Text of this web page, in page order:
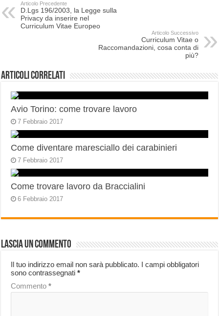
Articolo Precedente
D.Lgs 196/2003, la Legge sulla
Privacy da inserire nel
Curriculum Vitae Europeo
Articolo Successivo
Curriculum Vitae o
Raccomandazioni, cosa conta di
più?
Articoli correlati
Avio Torino: come trovare lavoro
7 Febbraio 2017
Come diventare maresciallo dei carabinieri
7 Febbraio 2017
Come trovare lavoro da Braccialini
6 Febbraio 2017
Lascia un commento
Il tuo indirizzo email non sarà pubblicato. I campi obbligatori
sono contrassegnati*
Commento*